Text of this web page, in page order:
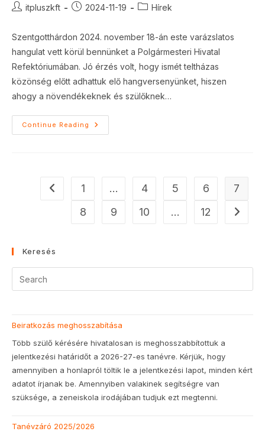
Postitpluszkft
Post2024-11-19
PostHírek
Szentgotthárdon 2024. november 18-án este varázslatos
hangulat vett körül bennünket a Polgármesteri Hivatal
Refektóriumában. Jó érzés volt, hogy ismét teltházas
közönség előtt adhattuk elő hangversenyünket, hiszen
ahogy a növendékeknek és szülőknek…
Continue Reading
Takács
Jenő
Go to the previous page
1 … 4 5 6
7
8
9 10 … 12 Go to
Keresés
Beiratkozás meghosszabítása
Több szülő kérésére hivatalosan is meghosszabbítottuk a
jelentkezési határidőt a 2026-27-es tanévre. Kérjük, hogy
amennyiben a honlapról töltik le a jelentkezési lapot, minden kért
adatot írjanak be. Amennyiben valakinek segítségre van
szüksége, a zeneiskola irodájában tudjuk ezt megtenni.
Tanévzáró 2025/2026